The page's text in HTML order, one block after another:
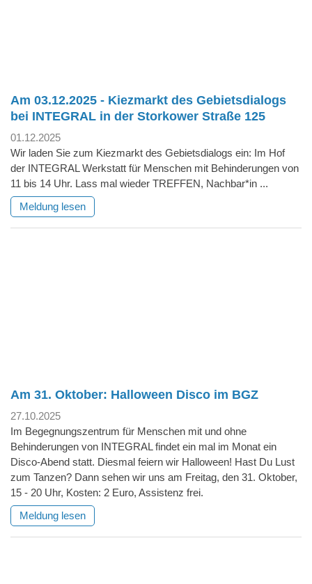
Am 03.12.2025 - Kiezmarkt des Gebietsdialogs
bei INTEGRAL in der Storkower Straße 125
01.12.2025
Wir laden Sie zum Kiezmarkt des Gebietsdialogs ein: Im Hof
der INTEGRAL Werkstatt für Menschen mit Behinderungen von
11 bis 14 Uhr. Lass mal wieder TREFFEN, Nachbar*in ...
Meldung lesen
Am 31. Oktober: Halloween Disco im BGZ
27.10.2025
Im Begegnungszentrum für Menschen mit und ohne
Behinderungen von INTEGRAL findet ein mal im Monat ein
Disco-Abend statt. Diesmal feiern wir Halloween! Hast Du Lust
zum Tanzen? Dann sehen wir uns am Freitag, den 31. Oktober,
15 - 20 Uhr, Kosten: 2 Euro, Assistenz frei.
Meldung lesen